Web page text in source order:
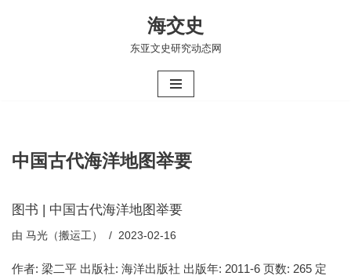
海交史
东亚文史研究动态网
中国古代海洋地图举要
图书 | 中国古代海洋地图举要
由 马光（搬运工） 2023-02-16
作者: 梁二平 出版社: 海洋出版社 出版年: 2011-6 页数: 265 定